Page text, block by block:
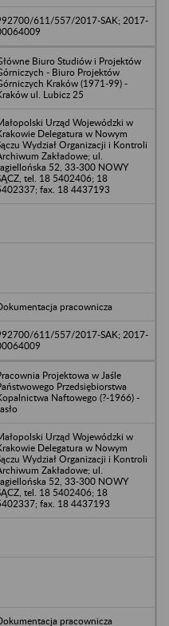
611/557/2017-SAK; 2017-
Biuro Studiów i Projektów
- Biuro Projektów
Kraków (1971-99) -
ul. Lubicz 25
Urząd Wojewódzki w
Delegatura w Nowym
Wydział Organizacji i Kontroli
Zakładowe; ul.
52, 33-300 NOWY
tel. 18 5402406; 18
fax. 18 4437193
pracownicza
611/557/2017-SAK; 2017-
Projektowa w Jaśle
Przedsiębiorstwa
Naftowego (?-1966) -
Urząd Wojewódzki w
Delegatura w Nowym
Wydział Organizacji i Kontroli
Zakładowe; ul.
52, 33-300 NOWY
tel. 18 5402406; 18
fax. 18 4437193
pracownicza